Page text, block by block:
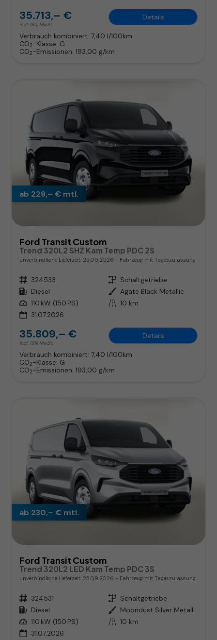
35.713,– €
incl. 19% MwSt.
Details
Verbrauch kombiniert: 7,40 l/100km
CO2-Klasse: G
CO2-Emissionen: 193,00 g/km
ab 229,– € mtl.
Ford Transit Custom
Trend 320L2 SHZ Kam Temp PDC 2S
unverbindliche Lieferzeit: 25.09.2026 Fahrzeug mit Tageszulassung
Fahrzeugnr. 324533 Getriebe Schaltgetriebe
Kraftstoff Diesel Außenfarbe Agate Black Metallic
Leistung 110 kW (150 PS) Kilometerstand 10 km
31.07.2026
35.809,– €
incl. 19% MwSt.
Details
Verbrauch kombiniert: 7,40 l/100km
CO2-Klasse: G
CO2-Emissionen: 193,00 g/km
ab 230,– € mtl.
Ford Transit Custom
Trend 320L2 LED Kam Temp PDC 3S
unverbindliche Lieferzeit: 25.09.2026 Fahrzeug mit Tageszulassung
Fahrzeugnr. 324531 Getriebe Schaltgetriebe
Kraftstoff Diesel Außenfarbe
Moondust Silver Metallic
Leistung 110 kW (150 PS) Kilometerstand 10 km
31.07.2026